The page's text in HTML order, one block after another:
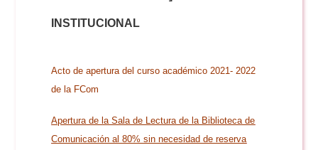
Publicidad y RR.PP
Periodismo
Publicidad y RR.PP
Comunicación Audiovisual
Secretaría Virtual
#miTFG
#YoPractico
INSTITUCIONAL
Acto de apertura del curso académico 2021- 2022
de la FCom
Apertura de la Sala de Lectura de la Biblioteca de
Comunicación al 80% sin necesidad de reserva